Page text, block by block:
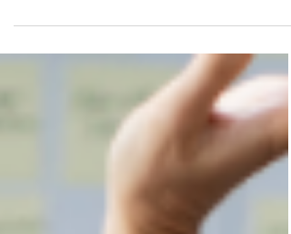
método International Schroth Three Dimensional
Tridimensional para Tratamento da Escoliose).
Mas, antes de abordar o método, vamos falar um
pouco mais sobre a Escoliose Idiopática, que
afeta especialmente crianças e adolescentes.
Escoliose idiopática atinge até 12% de crianças e